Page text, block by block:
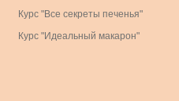
Курс "Все секреты печенья"
Курс "Идеальный макарон"